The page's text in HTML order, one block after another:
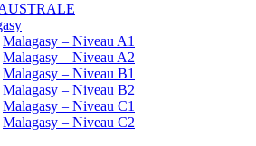
Malagasy – Niveau A1
Malagasy – Niveau A2
Malagasy – Niveau B1
Malagasy – Niveau B2
Malagasy – Niveau C1
Malagasy – Niveau C2